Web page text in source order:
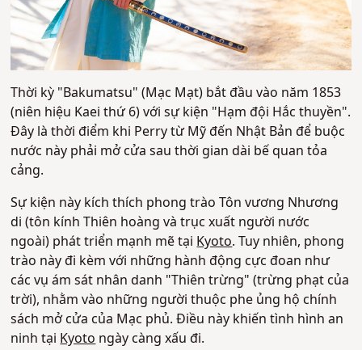
Thời kỳ "Bakumatsu" (Mạc Mạt) bắt đầu vào năm 1853
(niên hiệu Kaei thứ 6) với sự kiện "Hạm đội Hắc thuyền".
Đây là thời điểm khi Perry từ Mỹ đến Nhật Bản để buộc
nước này phải mở cửa sau thời gian dài bế quan tỏa
cảng.
Sự kiện này kích thích phong trào Tôn vương Nhương
di (tôn kính Thiên hoàng và trục xuất người nước
ngoài) phát triển mạnh mẽ tạiKyoto. Tuy nhiên, phong
trào này đi kèm với những hành động cực đoan như
các vụ ám sát nhân danh "Thiên trừng" (trừng phạt của
trời), nhằm vào những người thuộc phe ủng hộ chính
sách mở cửa của Mạc phủ. Điều này khiến tình hình an
ninh tạiKyotongày càng xấu đi.